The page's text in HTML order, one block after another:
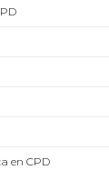
en CPD